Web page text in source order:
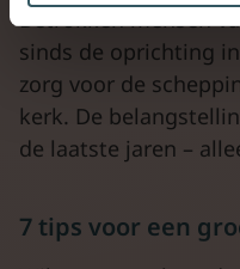
Betrokken mensen
sinds de oprichting
zorg voor de
kerk. De
de laatste jaren –
7 tips voor een